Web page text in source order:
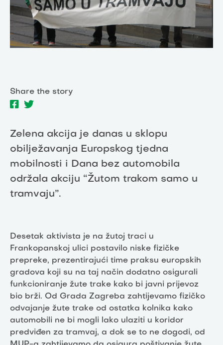
Share the story
Zelena akcija je danas u sklopu
obilježavanja Europskog tjedna
mobilnosti i Dana bez automobila
održala akciju “Žutom trakom samo u
tramvaju”.
Desetak aktivista je na žutoj traci u
Frankopanskoj ulici postavilo niske fizičke
prepreke, prezentirajući time praksu europskih
gradova koji su na taj način dodatno osigurali
funkcioniranje žute trake kako bi javni prijevoz
bio brži. Od Grada Zagreba zahtijevamo fizičko
odvajanje žute trake od ostatka kolnika kako
automobili ne bi mogli lako ulaziti u koridor
predviđen za tramvaj, a dok se to ne dogodi, od